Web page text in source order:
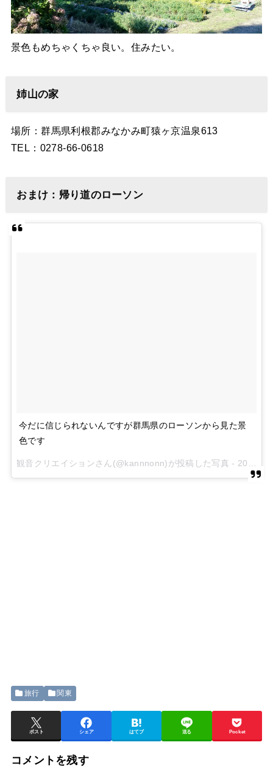
景色もめちゃくちゃ良い。住みたい。
姉山の家
場所：群馬県利根郡みなかみ町猿ヶ京温泉613
TEL：0278-66-0618
おまけ：帰り道のローソン
今だに信じられないんですが群馬県のローソンから見た景
色です
観音クリエイションさん(@kannnonn)が投稿した写真 - 2015 9月 20 5:57午前 PDT
旅行 関東
ポスト シェア はてブ 送る Pocket
コメントを残す